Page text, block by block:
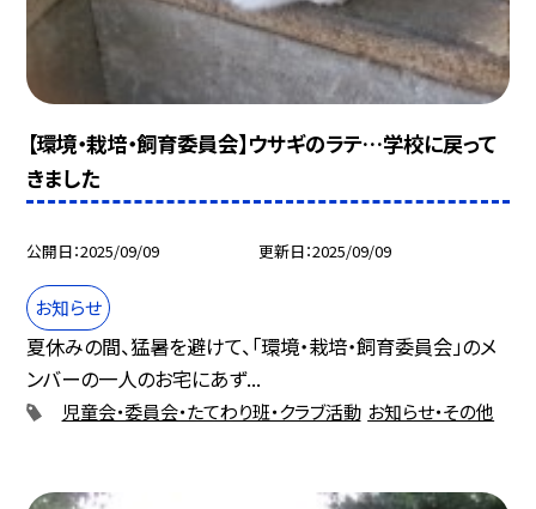
【環境・栽培・飼育委員会】ウサギのラテ…学校に戻って
きました
公開日 2025/09/09 更新日 2025/09/09
お知らせ
夏休みの間、猛暑を避けて、「環境・栽培・飼育委員会」のメ
ンバーの一人のお宅にあず...
児童会・委員会・たてわり班・クラブ活動 お知らせ・その他